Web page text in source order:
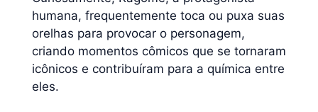
humana, frequentemente toca ou puxa suas
orelhas para provocar o personagem,
criando momentos cômicos que se tornaram
icônicos e contribuíram para a química entre
eles.